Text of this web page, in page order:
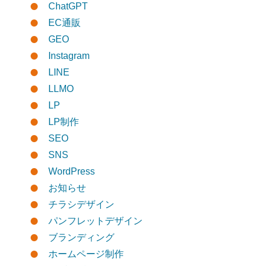
ChatGPT
EC通販
GEO
Instagram
LINE
LLMO
LP
LP制作
SEO
SNS
WordPress
お知らせ
チラシデザイン
パンフレットデザイン
ブランディング
ホームページ制作